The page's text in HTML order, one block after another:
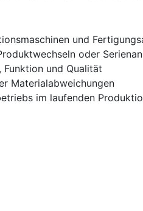
und
oder
und Qualität
Materialabweichungen
im laufenden